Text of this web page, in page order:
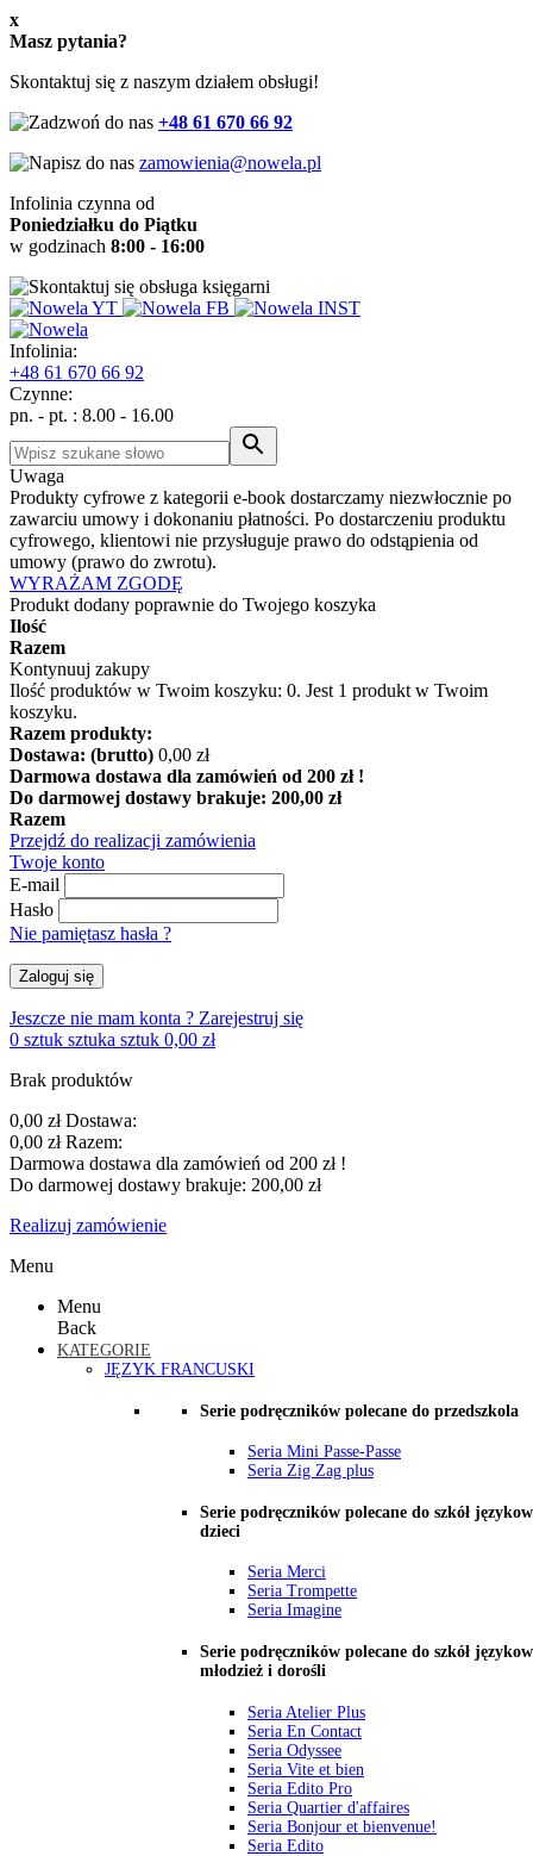
x
Masz pytania?
Skontaktuj się z naszym działem obsługi!
+48 61 670 66 92
zamowienia@nowela.pl
Infolinia czynna od
Poniedziałku do Piątku
w godzinach 8:00 - 16:00
Infolinia:
+48 61 670 66 92
Czynne:
pn. - pt. : 8.00 - 16.00
Uwaga
Produkty cyfrowe z kategorii e-book dostarczamy niezwłocznie po
zawarciu umowy i dokonaniu płatności. Po dostarczeniu produktu
cyfrowego, klientowi nie przysługuje prawo do odstąpienia od
umowy (prawo do zwrotu).
WYRAŻAM ZGODĘ
Produkt dodany poprawnie do Twojego koszyka
Ilość
Razem
Kontynuuj zakupy
Ilość produktów w Twoim koszyku: 0. Jest 1 produkt w Twoim
koszyku.
Razem produkty:
Dostawa: (brutto) 0,00 zł
Darmowa dostawa dla zamówień od 200 zł !
Do darmowej dostawy brakuje: 200,00 zł
Razem
Przejdź do realizacji zamówienia
Twoje konto
E-mail
Hasło
Nie pamiętasz hasła ?
Zaloguj się
Jeszcze nie mam konta ? Zarejestruj się
0 sztuk sztuka sztuk 0,00 zł
Brak produktów
0,00 złDostawa:
0,00 zł Razem:
Darmowa dostawa dla zamówień od 200 zł !
Do darmowej dostawy brakuje: 200,00 zł
Realizuj zamówienie
Menu
Menu
Back
KATEGORIE
JĘZYK FRANCUSKI
Serie podręczników polecane do przedszkola
Seria Mini Passe-Passe
Seria Zig Zag plus
Serie podręczników polecane do szkół
dzieci
Seria Merci
Seria Trompette
Seria Imagine
Serie podręczników polecane do szkół
młodzież i dorośli
Seria Atelier Plus
Seria En Contact
Seria Odyssee
Seria Vite et bien
Seria Edito Pro
Seria Quartier d'affaires
Seria Bonjour et bienvenue!
Seria Edito